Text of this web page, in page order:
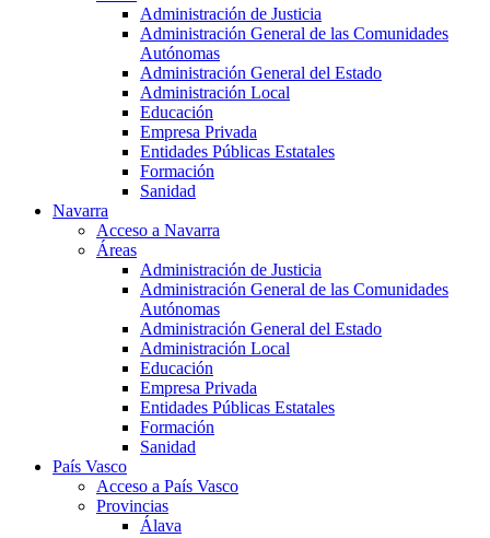
Administración de Justicia
Administración General de las Comunidades
Autónomas
Administración General del Estado
Administración Local
Educación
Empresa Privada
Entidades Públicas Estatales
Formación
Sanidad
Navarra
Acceso a Navarra
Áreas
Administración de Justicia
Administración General de las Comunidades
Autónomas
Administración General del Estado
Administración Local
Educación
Empresa Privada
Entidades Públicas Estatales
Formación
Sanidad
País Vasco
Acceso a País Vasco
Provincias
Álava